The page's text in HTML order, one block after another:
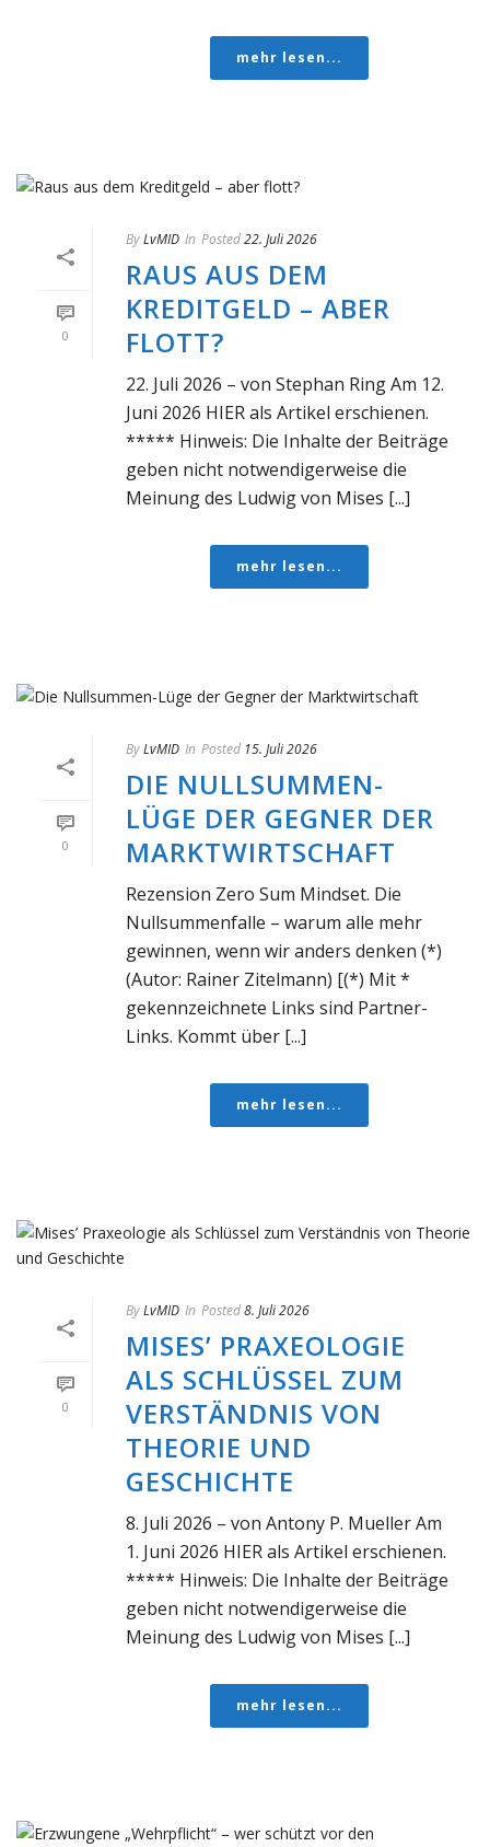
mehr lesen...
0
ByLvMID In Posted22. Juli 2026
RAUS AUS DEM
KREDITGELD – ABER
FLOTT?
22. Juli 2026 – von Stephan Ring Am 12.
Juni 2026 HIER als Artikel erschienen.
***** Hinweis: Die Inhalte der Beiträge
geben nicht notwendigerweise die
Meinung des Ludwig von Mises [...]
mehr lesen...
0
ByLvMID In Posted 15. Juli 2026
DIE NULLSUMMEN-
LÜGE DER GEGNER DER
MARKTWIRTSCHAFT
Rezension Zero Sum Mindset. Die
Nullsummenfalle – warum alle mehr
gewinnen, wenn wir anders denken (*)
(Autor: Rainer Zitelmann) [(*) Mit *
gekennzeichnete Links sind Partner-
Links. Kommt über [...]
mehr lesen...
0
ByLvMID In Posted8. Juli 2026
MISES’ PRAXEOLOGIE
ALS SCHLÜSSEL ZUM
VERSTÄNDNIS VON
THEORIE UND
GESCHICHTE
8. Juli 2026 – von Antony P. Mueller Am
1. Juni 2026 HIER als Artikel erschienen.
***** Hinweis: Die Inhalte der Beiträge
geben nicht notwendigerweise die
Meinung des Ludwig von Mises [...]
mehr lesen...